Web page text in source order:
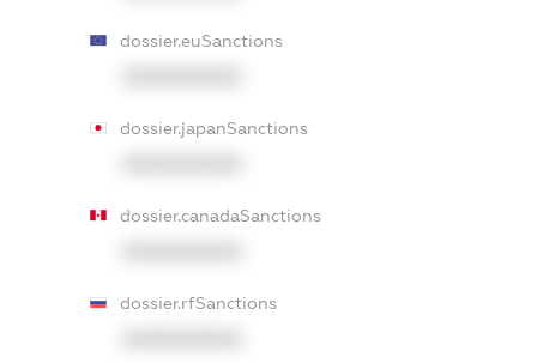
dossier.euSanctions
dossier.japanSanctions
dossier.canadaSanctions
dossier.rfSanctions